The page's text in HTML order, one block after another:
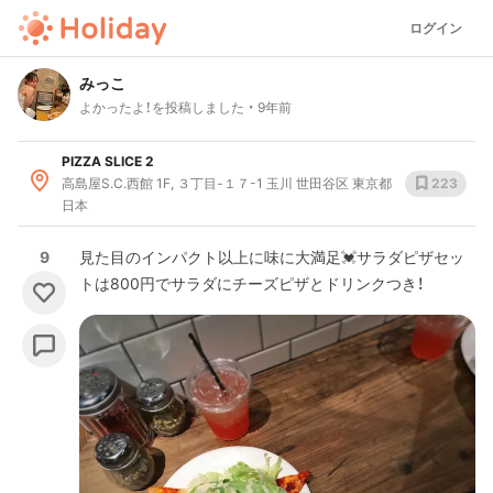
ログイン
みっこ
よかったよ！を投稿しました 9年前
PIZZA SLICE 2
高島屋S.C.西館 1F, ３丁目-１７-1 玉川 世田谷区 東京都
日本
223
9
見た目のインパクト以上に味に大満足💓サラダピザセッ
トは800円でサラダにチーズピザとドリンクつき！